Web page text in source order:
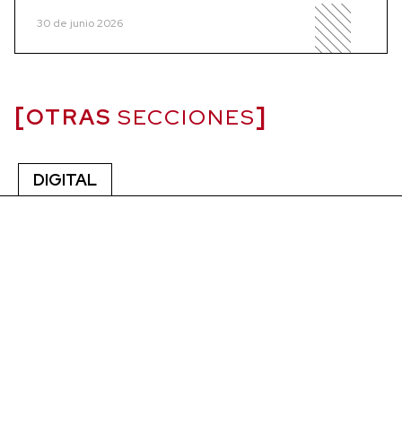
30 de junio 2026
OTRAS SECCIONES
DIGITAL